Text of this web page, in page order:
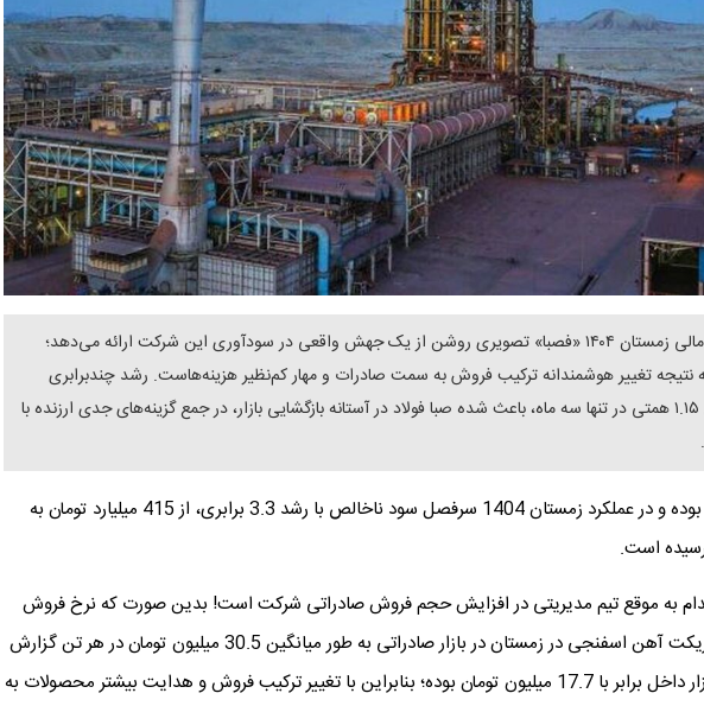
دنیای معدن: انتشار صورت‌های مالی زمستان ۱۴۰۴ «فصبا» تصویری روشن از یک جهش واقعی در سودآوری این شرکت ارائه می‌دهد؛
تغییر هوشمندانه ترکیب فروش به سمت صادرات و مهار کم‌نظیر هزینه‌هاست. رشد چندبرابری
سود ناخالص و ثبت سود خالص ۱.۱۵ همتی در تنها سه ماه، باعث شده صبا فولاد در آستانه بازگشایی بازار، در جمع گزینه‌های جدی ارزنده با
سال مالی شرکت منتهی به آذر بوده و در عملکرد زمستان 1404 سرفصل سود ناخالص با رشد 3.3 برابری، از 415 میلیارد تومان به
به موقع تیم مدیریتی در افزایش حجم فروش صادراتی شرکت است! بدین صورت که نرخ فروش
محصول اصلی بیزینس یعنی بریکت آهن اسفنجی در زمستان در بازار صادراتی به طور میانگین 30.5 میلیون تومان در هر تن گزارش
شده! حال آنکه همین نرخ در بازار داخل برابر با 17.7 میلیون تومان بوده؛ بنابراین با تغییر ترکیب فروش و هدایت بیشتر محصولات به